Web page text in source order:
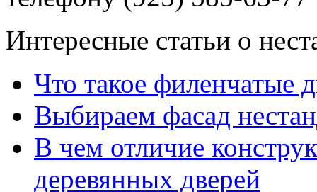
Интересные статьи о
Что такое филенчатые
Выбираем фасад
В чем отличие
деревянных дверей